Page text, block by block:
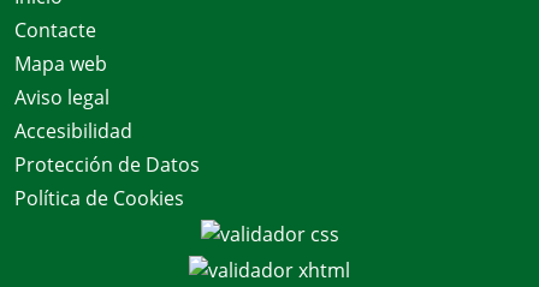
Contacte
Mapa web
Aviso legal
Accesibilidad
Protección de Datos
Política de Cookies